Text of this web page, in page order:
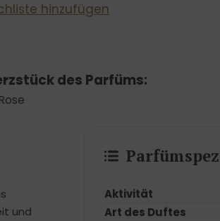
hinzufügen
des Parfüms:
Rose
und
Aktivität
Art des Duftes